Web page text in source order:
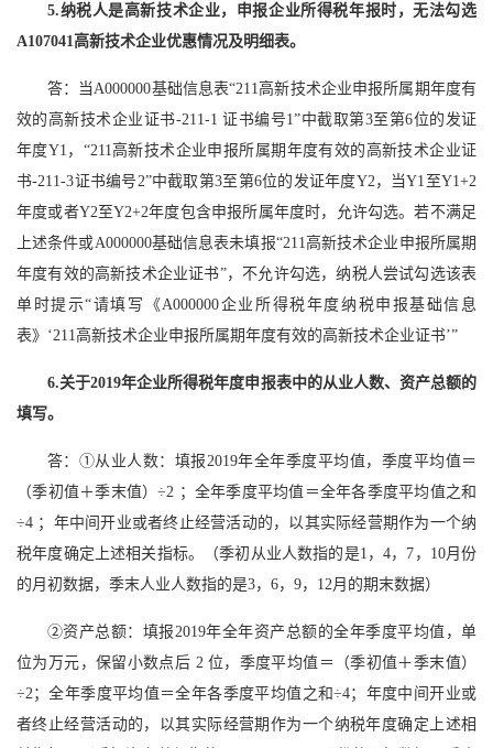
5.纳税人是高新技术企业，申报企业所得税年报时，无法勾选
A107041高新技术企业优惠情况及明细表。
答：当A000000基础信息表“211高新技术企业申报所属期年度有
效的高新技术企业证书-211-1 证书编号1”中截取第3至第6位的发证
年度Y1，“211高新技术企业申报所属期年度有效的高新技术企业证
书-211-3证书编号2”中截取第3至第6位的发证年度Y2，当Y1至Y1+2
年度或者Y2至Y2+2年度包含申报所属年度时，允许勾选。若不满足
上述条件或A000000基础信息表未填报“211高新技术企业申报所属期
年度有效的高新技术企业证书”，不允许勾选，纳税人尝试勾选该表
单时提示“请填写《A000000企业所得税年度纳税申报基础信息
表》‘211高新技术企业申报所属期年度有效的高新技术企业证书’”
6.关于2019年企业所得税年度申报表中的从业人数、资产总额的
填写。
答：①从业人数：填报2019年全年季度平均值，季度平均值＝
（季初值＋季末值）÷2 ；全年季度平均值＝全年各季度平均值之和
÷4 ；年中间开业或者终止经营活动的，以其实际经营期作为一个纳
税年度确定上述相关指标。（季初从业人数指的是1，4，7，10月份
的月初数据，季末人业人数指的是3，6，9，12月的期末数据）
②资产总额：填报2019年全年资产总额的全年季度平均值，单
位为万元，保留小数点后 2 位，季度平均值＝（季初值＋季末值）
÷2；全年季度平均值＝全年各季度平均值之和÷4；年度中间开业或
者终止经营活动的，以其实际经营期作为一个纳税年度确定上述相